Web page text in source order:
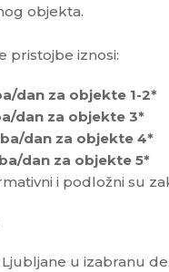
objekta.
pristojbe iznosi:
dan za objekte 1-2*
dan za objekte 3*
dan za objekte 4*
dan za objekte 5*
i podložni su
u izabranu